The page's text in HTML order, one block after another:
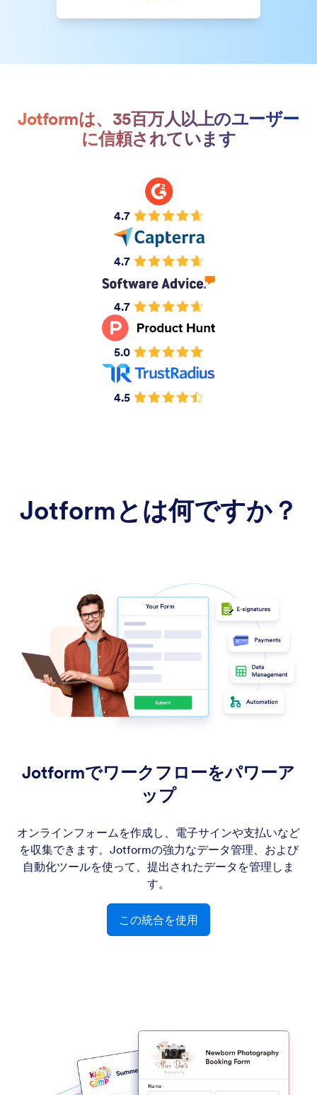
Jotformは、35百万人以上のユーザー
に信頼されています
4.7
4.7
4.7
5.0
4.5
Jotformとは何ですか？
Jotformでワークフローをパワーア
ップ
オンラインフォームを作成し、電子サインや支払いなど
を収集できます。Jotformの強力なデータ管理、および
自動化ツールを使って、提出されたデータを管理しま
す。
この統合を使用